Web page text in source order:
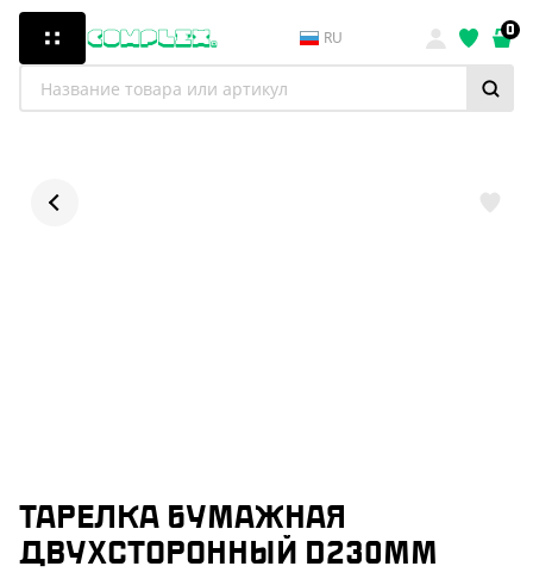
RU 0
ТАРЕЛКА БУМАЖНАЯ
ДВУХСТОРОННЫЙ D230ММ